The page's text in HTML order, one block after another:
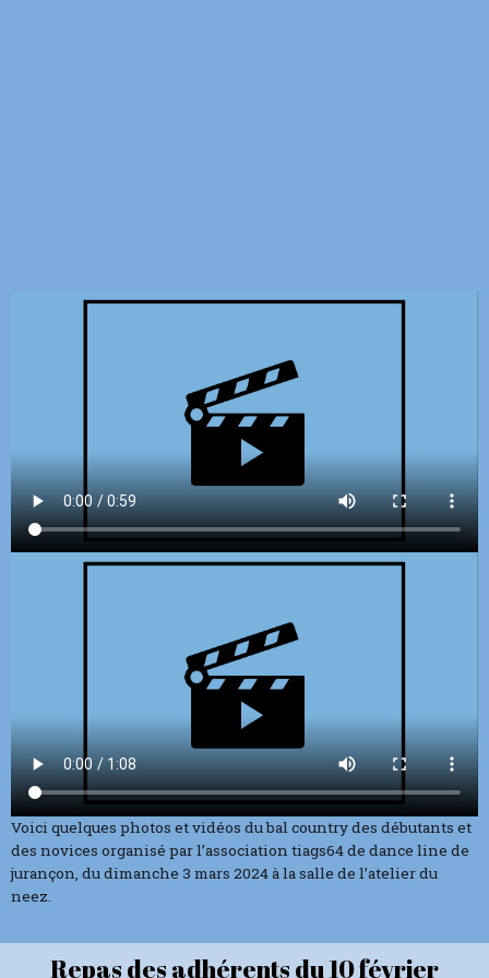
Voici quelques photos et vidéos du bal country des débutants et
des novices organisé par l’association tiags64 de dance line de
jurançon, du dimanche 3 mars 2024 à la salle de l’atelier du
neez.
Repas des adhérents du 10 février